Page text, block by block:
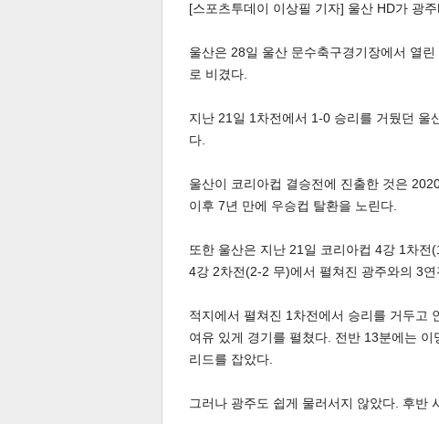
[스포츠투데이 이상필 기자] 울산 HD가 광
울산은 28일 울산 문수축구경기장에서 열
로 비겼다.
지난 21일 1차전에서 1-0 승리를 거뒀던 울
다.
울산이 코리아컵 결승전에 진출한 것은
이후 7년 만에 우승컵 탈환을 노린다.
또한 울산은 지난 21일 코리아컵 4강 1차
4강 2차전(2-2 무)에서 펼쳐진 광주와의 3
적지에서 펼쳐진 1차전에서 승리를 거두고
여유 있게 경기를 펼쳤다. 전반 13분에는
리드를 잡았다.
그러나 광주도 쉽게 물러서지 않았다. 후반